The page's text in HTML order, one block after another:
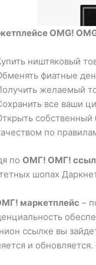
OMG!
ништяковый
фиатные
желаемый
все ваши
собственный
по
по ОМГ! ОМГ!
шопах
маркетплейс –
ссылке вы
и